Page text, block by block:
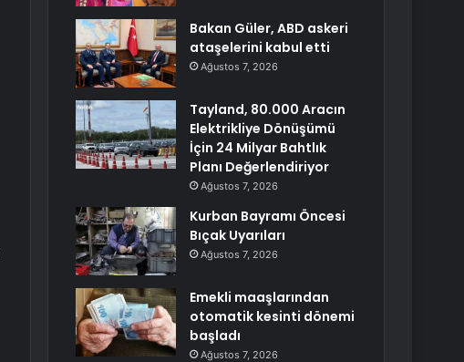
Bakan Güler, ABD askeri
ataşelerini kabul etti
Ağustos 7, 2026
Tayland, 80.000 Aracın
Elektrikliye Dönüşümü
İçin 24 Milyar Bahtlık
Planı Değerlendiriyor
Ağustos 7, 2026
Kurban Bayramı Öncesi
Bıçak Uyarıları
Ağustos 7, 2026
Emekli maaşlarından
otomatik kesinti dönemi
başladı
Ağustos 7, 2026